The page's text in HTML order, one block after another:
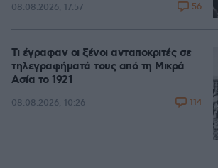
08.08.2026, 17:57 56
Τι έγραφαν οι ξένοι ανταποκριτές σε
τηλεγραφήματά τους από τη Μικρά
Ασία το 1921
08.08.2026, 10:26 114